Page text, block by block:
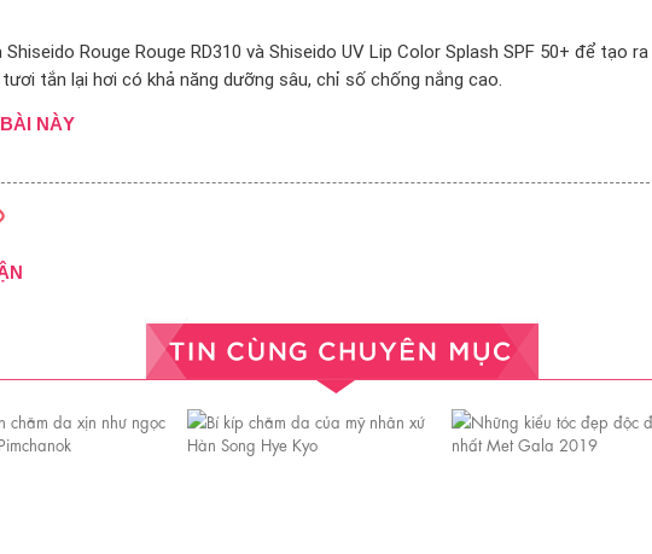
Shiseido Rouge Rouge RD310 và Shiseido UV Lip Color Splash SPF 50+ để tạo
tắn lại hơi có khả năng dưỡng sâu, chỉ số chống nắng cao.
NÀY